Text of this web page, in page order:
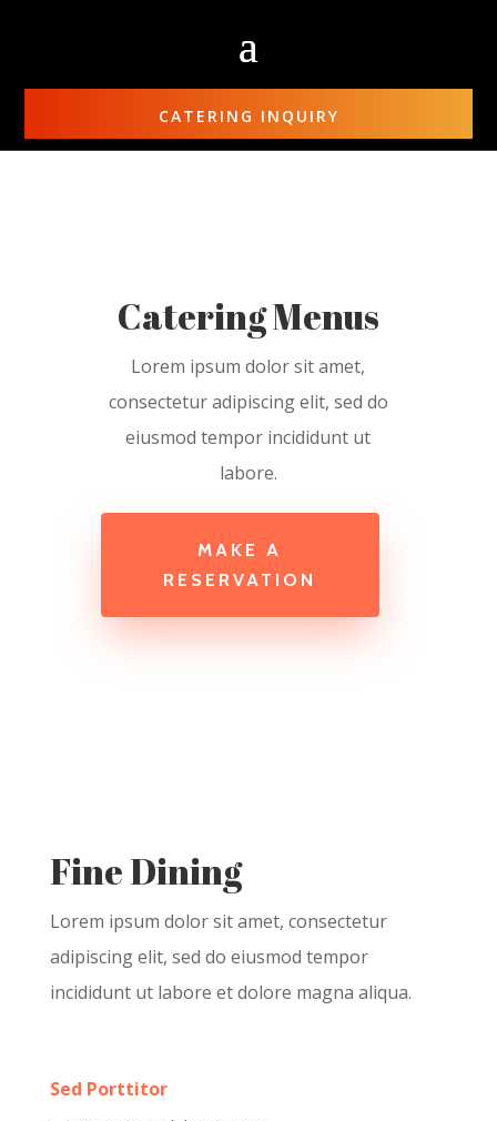
CATERING INQUIRY
Catering Menus
Lorem ipsum dolor sit amet,
consectetur adipiscing elit, sed do
eiusmod tempor incididunt ut
labore.
MAKE A
RESERVATION
Fine Dining
Lorem ipsum dolor sit amet, consectetur
adipiscing elit, sed do eiusmod tempor
incididunt ut labore et dolore magna aliqua.
Sed Porttitor